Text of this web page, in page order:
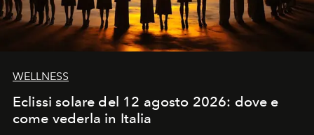
WELLNESS
Eclissi solare del 12 agosto 2026: dove e
come vederla in Italia